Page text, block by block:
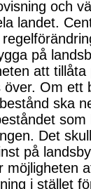
och
landet.
på
att tillåta
över. Om ett
ska
Det
på
möjligheten
i stället